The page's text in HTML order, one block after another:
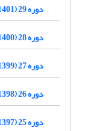
دوره 29 (1401)
دوره 28 (1400)
دوره 27 (1399)
دوره 26 (1398)
دوره 25 (1397)